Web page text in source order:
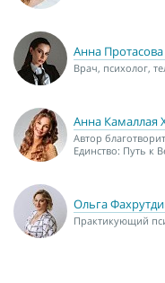
Анна
Врач, психолог,
Анна Камаллая
Автор
Единство: Путь к
Ольга
Практикующий